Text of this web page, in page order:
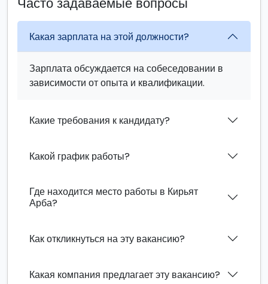
Какая зарплата на этой должности?
Зарплата обсуждается на собеседовании в
зависимости от опыта и квалификации.
Какие требования к кандидату?
Какой график работы?
Где находится место работы в Кирьят
Арба?
Как откликнуться на эту вакансию?
Какая компания предлагает эту вакансию?